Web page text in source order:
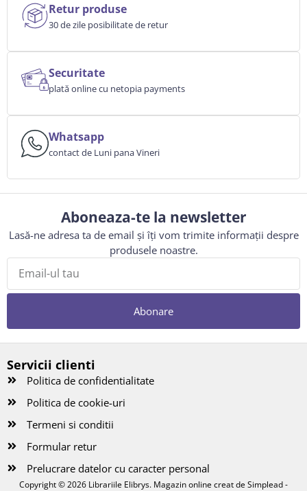
Retur produse
30 de zile posibilitate de retur
Securitate
plată online cu netopia payments
Whatsapp
contact de Luni pana Vineri
Aboneaza-te la newsletter
Lasă-ne adresa ta de email și îți vom trimite informații despre
produsele noastre.
Abonare
Servicii clienti
Politica de confidentialitate
Politica de cookie-uri
Termeni si conditii
Formular retur
Prelucrare datelor cu caracter personal
Copyright © 2026 Librariile Elibrys. Magazin online creat de Simplead -